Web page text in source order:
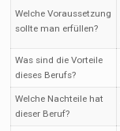
Welche Voraussetzung
sollte man erfüllen?
Was sind die Vorteile
dieses Berufs?
Welche Nachteile hat
dieser Beruf?